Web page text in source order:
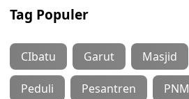
Tag Populer
CIbatu Garut Masjid
Peduli Pesantren PNM